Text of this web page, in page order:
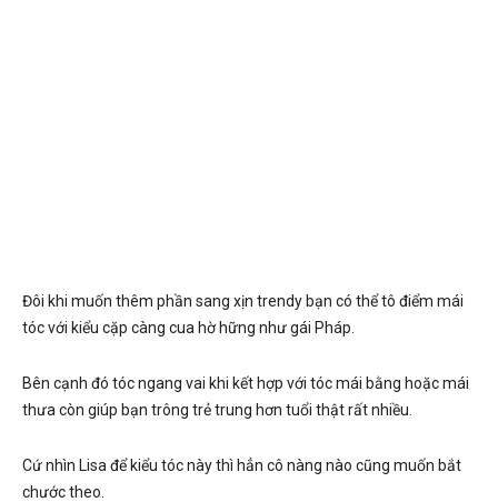
Đôi khi muốn thêm phần sang xịn trendy bạn có thể tô điểm mái
tóc với kiểu cặp càng cua hờ hững như gái Pháp.
Bên cạnh đó tóc ngang vai khi kết hợp với tóc mái bằng hoặc mái
thưa còn giúp bạn trông trẻ trung hơn tuổi thật rất nhiều.
Cứ nhìn Lisa để kiểu tóc này thì hẳn cô nàng nào cũng muốn bắt
chước theo.